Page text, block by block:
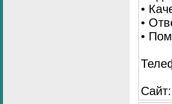
•
•
•